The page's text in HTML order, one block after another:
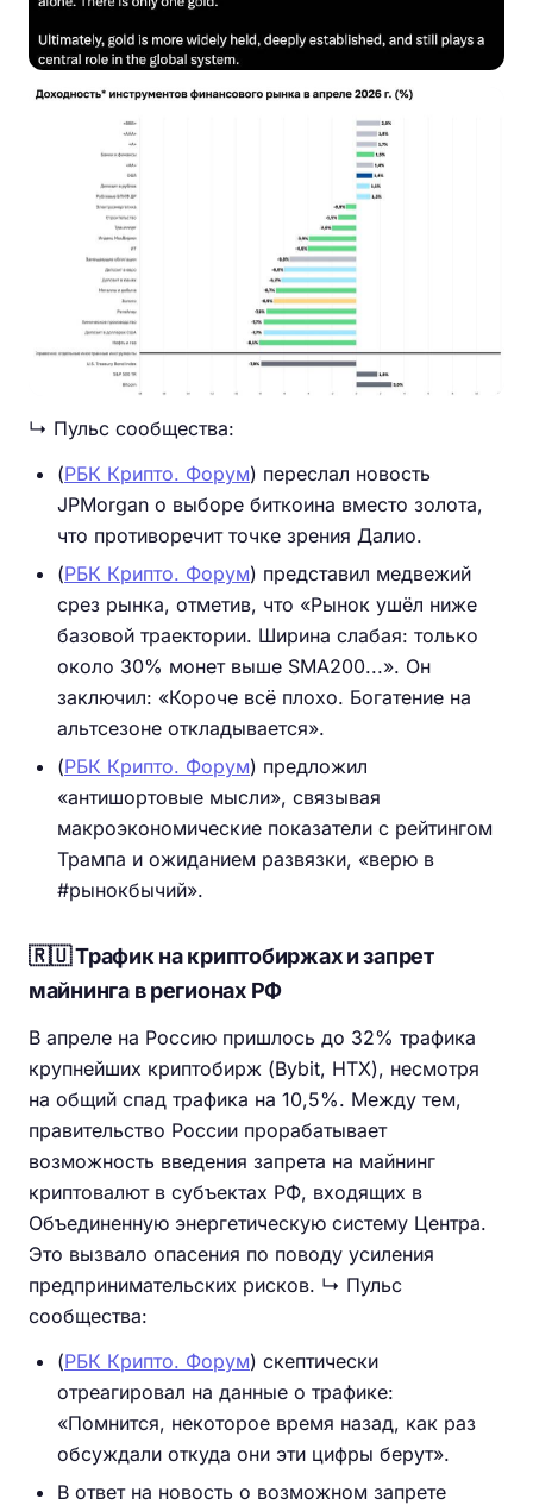
↳ Пульс сообщества:
(РБК Крипто. Форум) переслал новость
JPMorgan о выборе биткоина вместо золота,
что противоречит точке зрения Далио.
(РБК Крипто. Форум) представил медвежий
срез рынка, отметив, что «Рынок ушёл ниже
базовой траектории. Ширина слабая: только
около 30% монет выше SMA200...». Он
заключил: «Короче всё плохо. Богатение на
альтсезоне откладывается».
(РБК Крипто. Форум) предложил
«антишортовые мысли», связывая
макроэкономические показатели с рейтингом
Трампа и ожиданием развязки, «верю в
#рынокбычий».
🇷🇺 Трафик на криптобиржах и запрет
майнинга в регионах РФ
В апреле на Россию пришлось до 32% трафика
крупнейших криптобирж (Bybit, HTX), несмотря
на общий спад трафика на 10,5%. Между тем,
правительство России прорабатывает
возможность введения запрета на майнинг
криптовалют в субъектах РФ, входящих в
Объединенную энергетическую систему Центра.
Это вызвало опасения по поводу усиления
предпринимательских рисков. ↳ Пульс
сообщества:
(РБК Крипто. Форум) скептически
отреагировал на данные о трафике:
«Помнится, некоторое время назад, как раз
обсуждали откуда они эти цифры берут».
В ответ на новость о возможном запрете